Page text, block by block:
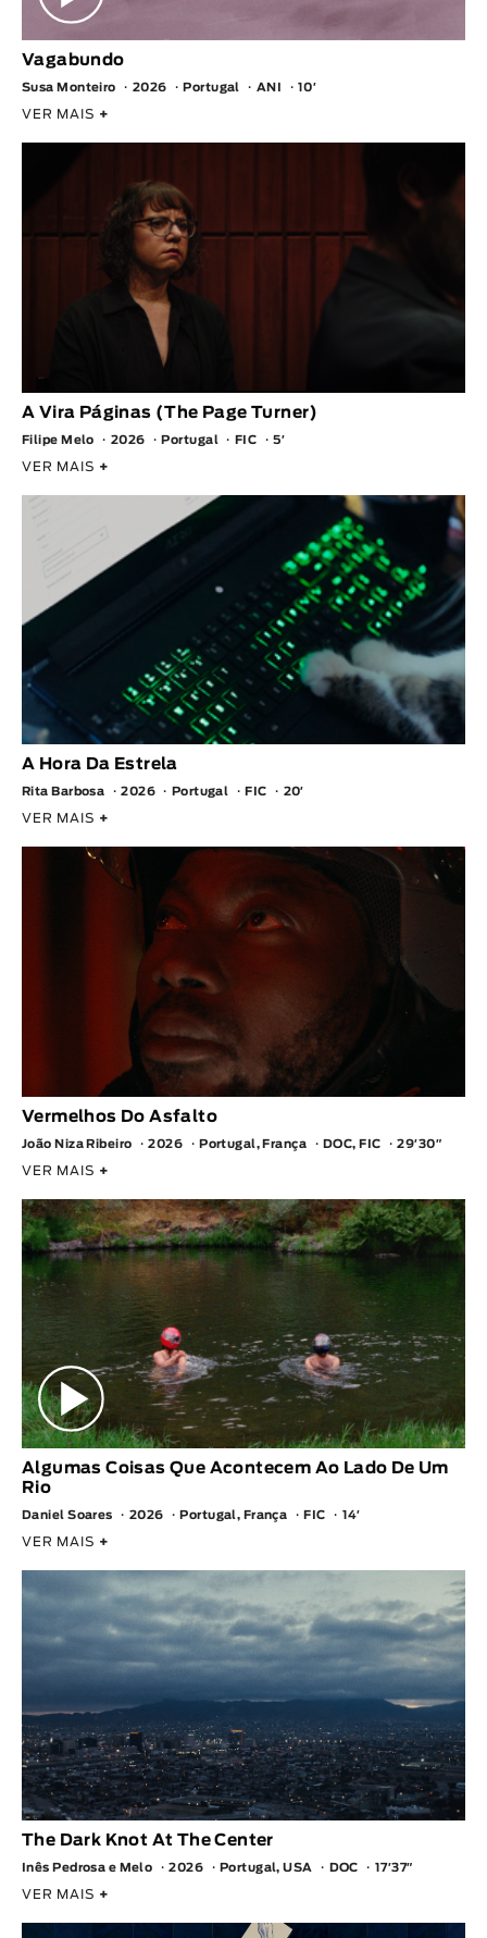
Vagabundo
Susa Monteiro 2026 Portugal ANI 10′
VER MAIS +
A Vira Páginas (The Page Turner)
Filipe Melo 2026 Portugal FIC 5′
VER MAIS +
A Hora Da Estrela
Rita Barbosa 2026 Portugal FIC 20′
VER MAIS +
Vermelhos Do Asfalto
João Niza Ribeiro 2026 Portugal, França DOC, FIC 29′30″
VER MAIS +
Algumas Coisas Que Acontecem Ao Lado De Um
Rio
Daniel Soares 2026 Portugal, França FIC 14′
VER MAIS +
The Dark Knot At The Center
Inês Pedrosa e Melo 2026 Portugal, USA DOC 17′37″
VER MAIS +